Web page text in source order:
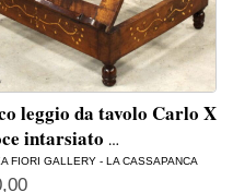
leggio da tavolo Carlo X
intarsiato …
FIORI GALLERY - LA CASSAPANCA